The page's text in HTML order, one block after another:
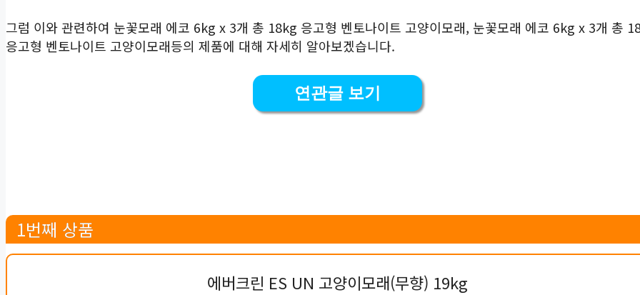
그럼 이와 관련하여 눈꽃모래 에코 6kg x 3개 총 18kg 응고형 벤토나이트 고양이모래, 눈꽃모래 에코 6kg x 3개 총
응고형 벤토나이트 고양이모래등의 제품에 대해 자세히 알아보겠습니다.
연관글 보기
1번째 상품
에버크린 ES UN 고양이모래(무향) 19kg